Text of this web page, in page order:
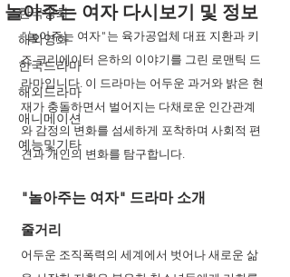
한국영화
해외영화
한국드라마
해외드라마
애니메이션
예능및기타
놀아주는 여자 다시보기 및 정보
"놀아주는 여자"는 육가공업체 대표 지환과 키
즈 크리에이터 은하의 이야기를 그린 로맨틱 드
라마입니다. 이 드라마는 어두운 과거와 밝은 현
재가 충돌하면서 벌어지는 다채로운 인간관계
와 감정의 변화를 섬세하게 포착하며 사회적 편
견과 개인의 변화를 탐구합니다.
"놀아주는 여자" 드라마 소개
줄거리
어두운 조직폭력의 세계에서 벗어나 새로운 삶